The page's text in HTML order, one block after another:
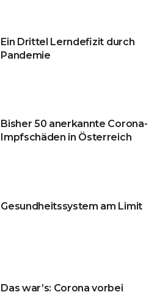
Ein Drittel Lerndefizit durch
Pandemie
Bisher 50 anerkannte Corona-
Impfschäden in Österreich
Gesundheitssystem am Limit
Das war’s: Corona vorbei